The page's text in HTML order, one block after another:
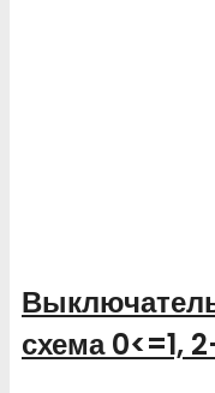
схема 0<=1,